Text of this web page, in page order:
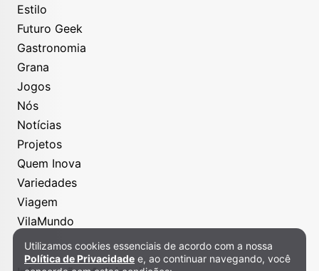
Estilo
Futuro Geek
Gastronomia
Grana
Jogos
Nós
Notícias
Projetos
Quem Inova
Variedades
Viagem
VilaMundo
Política de Privacidade e Cookies
Utilizamos cookies essenciais de acordo com a nossa
Política de Privacidade e, ao continuar navegando, você